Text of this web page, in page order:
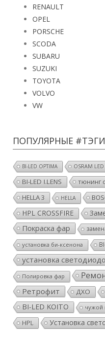
RENAULT
OPEL
PORSCHE
SCODA
SUBARU
SUZUKI
TOYOTA
VOLVO
VW
ПОПУЛЯРНЫЕ #ТЭГИ
BI-LED OPTIMA OSRAM
BI-LED I.LENS тюнинг
HELLA 3 HELLA
HPL CROSSFIRE
Покраска фар
установка би-ксенона
установка
Полировка фар
Ретрофит ДХО
BI-LED KOITO чужой
HPL Установка